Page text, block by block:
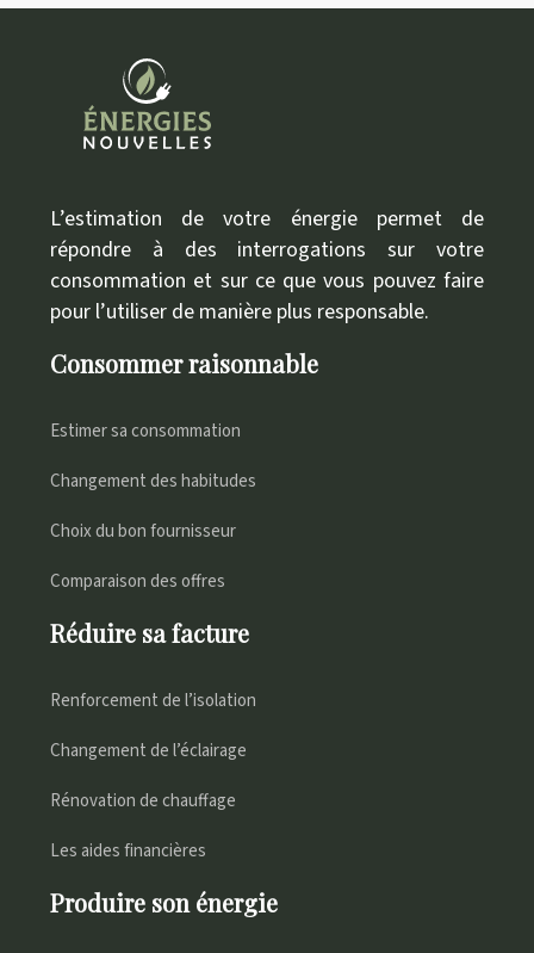
L’estimation de votre énergie permet de
répondre à des interrogations sur votre
consommation et sur ce que vous pouvez faire
pour l’utiliser de manière plus responsable.
Consommer raisonnable
Estimer sa consommation
Changement des habitudes
Choix du bon fournisseur
Comparaison des offres
Réduire sa facture
Renforcement de l’isolation
Changement de l’éclairage
Rénovation de chauffage
Les aides financières
Produire son énergie